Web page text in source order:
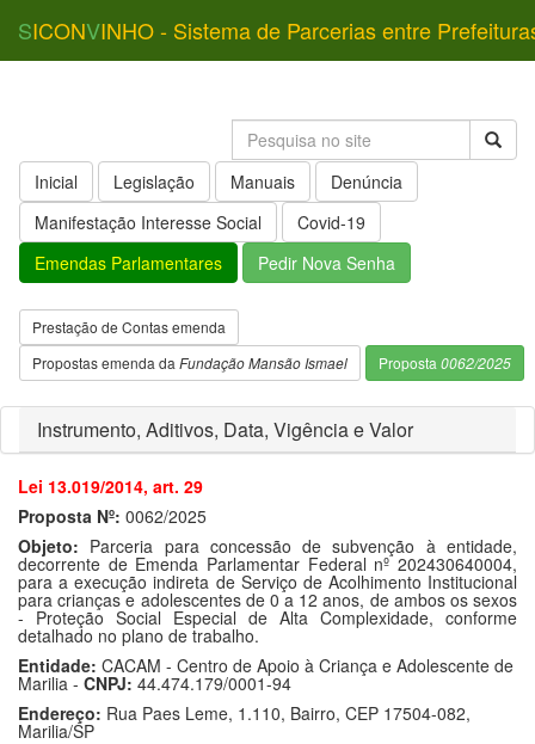
SICONVINHO - Sistema de Parcerias entre
Inicial Legislação Manuais
Denúncia
Manifestação Interesse Social
Covid-19
Emendas Parlamentares
Pedir Nova Senha
Prestação de Contas emenda
Propostas emenda da Fundação Mansão Ismael Proposta 0062/2025
Instrumento, Aditivos, Data, Vigência e Valor
Lei 13.019/2014, art. 29
Proposta Nº: 0062/2025
Objeto: Parceria para concessão de subvenção à entidade,
decorrente de Emenda Parlamentar Federal nº 202430640004,
para a execução indireta de Serviço de Acolhimento Institucional
para crianças e adolescentes de 0 a 12 anos, de ambos os sexos
- Proteção Social Especial de Alta Complexidade, conforme
detalhado no plano de trabalho.
Entidade: CACAM - Centro de Apoio à Criança e Adolescente de
Marilia - CNPJ: 44.474.179/0001-94
Endereço: Rua Paes Leme, 1.110, Bairro, CEP 17504-082,
Marilia/SP